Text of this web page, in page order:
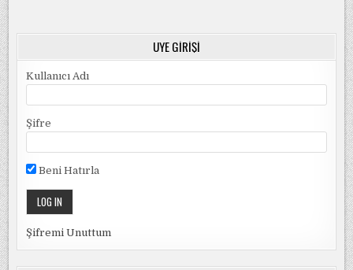
ÜYE GIRIŞI
Kullanıcı Adı
Şifre
Beni Hatırla
Şifremi Unuttum